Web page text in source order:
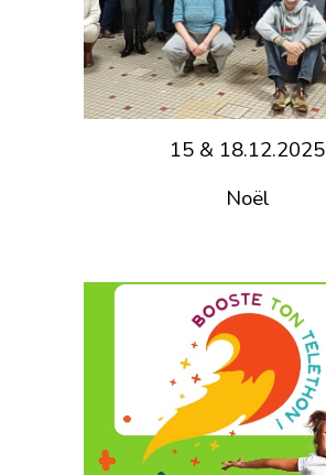
15 & 18.12.2025
Noël